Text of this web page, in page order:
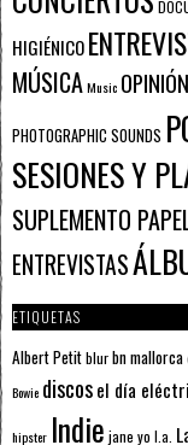
HIGIÉNICO
MÚSICAMusic OPINIÓN
PHOTOGRAPHIC SOUNDS
SESIONES Y
SUPLEMENTO
ENTREVISTAS
ETIQUETAS
Albert Petitblurbn mallorca
Bowie discosel día
hipster Indie jane yo l.a.